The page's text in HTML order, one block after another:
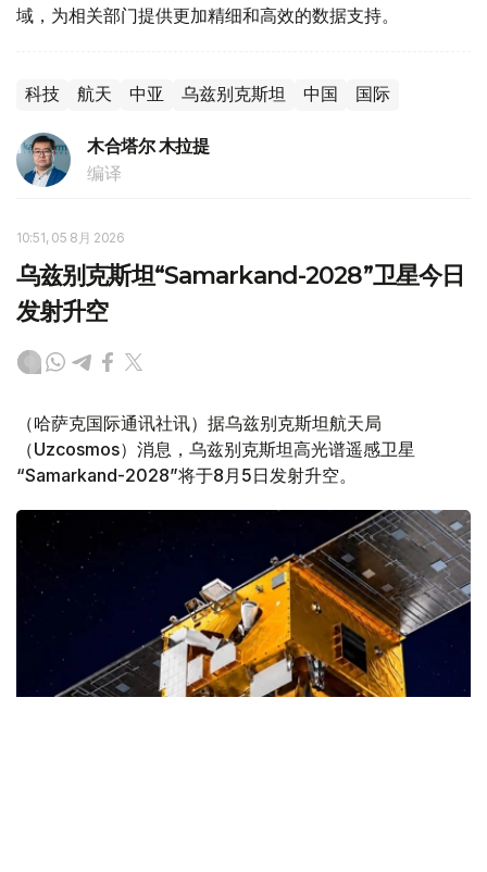
域，为相关部门提供更加精细和高效的数据支持。
科技 航天 中亚 乌兹别克斯坦 中国 国际
木合塔尔 木拉提
编译
10:51, 05 8月 2026
乌兹别克斯坦“Samarkand-2028”卫星今日
发射升空
（哈萨克国际通讯社讯）据乌兹别克斯坦航天局
（Uzcosmos）消息，乌兹别克斯坦高光谱遥感卫星
“Samarkand-2028”将于8月5日发射升空。